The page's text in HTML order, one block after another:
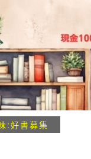
:好書募集